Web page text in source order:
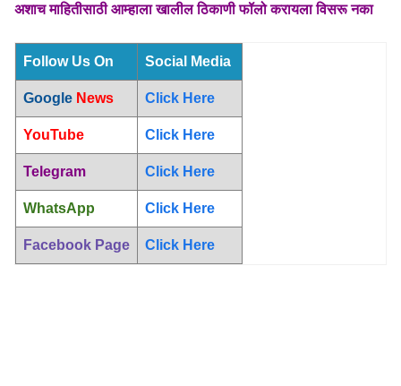
अशाच माहितीसाठी आम्हाला खालील ठिकाणी फॉलो करायला विसरू नका
Follow Us On Social Media
Google News Click Here
YouTube Click Here
Telegram Click Here
WhatsApp Click Here
Facebook Page Click Here